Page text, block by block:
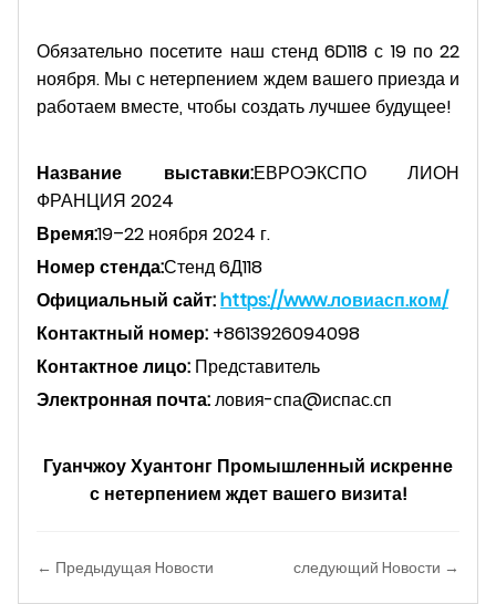
Обязательно посетите наш стенд 6D118 с 19 по 22
ноября. Мы с нетерпением ждем вашего приезда и
работаем вместе, чтобы создать лучшее будущее!
Название выставки:ЕВРОЭКСПО ЛИОН
ФРАНЦИЯ 2024
Время:19–22 ноября 2024 г.
Номер стенда:Стенд 6Д118
Официальный сайт:https://www.ловиасп.ком/
Контактный номер: +8613926094098
Контактное лицо: Представитель
Электронная почта:ловия-спа@испас.сп
Гуанчжоу Хуантонг Промышленный искренне
с нетерпением ждет вашего визита!
← Предыдущая Hовости следующий Hовости →